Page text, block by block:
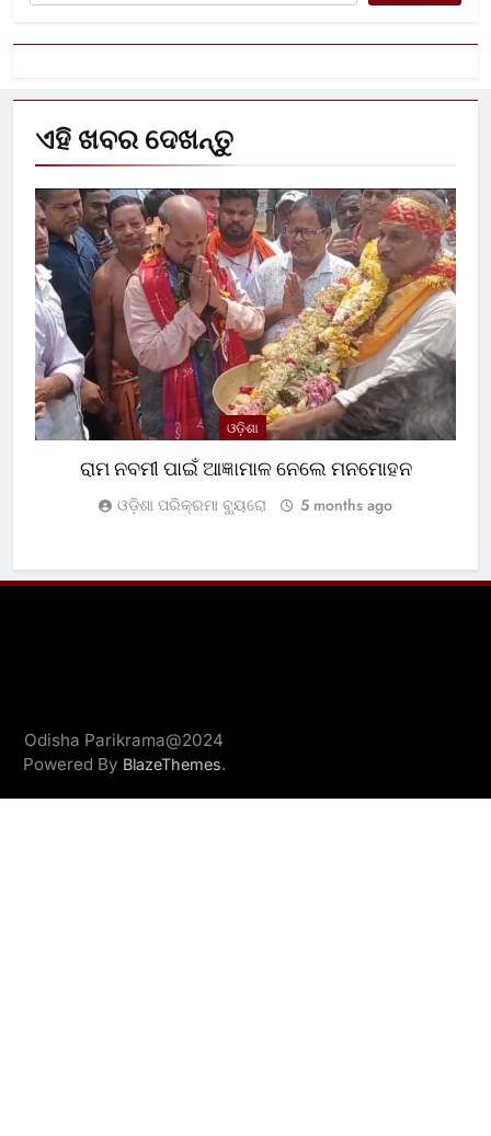
ଏହି ଖବର ଦେଖନ୍ତୁ
ଓଡ଼ିଶା
ରାମ ନବମୀ ପାଇଁ ଆଜ୍ଞାମାଳ ନେଲେ ମନମୋହନ
ଓଡ଼ିଶା ପରିକ୍ରମା ବ୍ୟୁରୋ 5 months ago
Odisha Parikrama@2024
Powered By BlazeThemes.